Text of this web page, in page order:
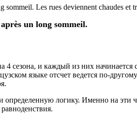
sommeil. Les rues deviennent chaudes et
un long sommeil.
сезона, и каждый из них начинается
языке отсчет ведется по-
определенную логику. Именно на